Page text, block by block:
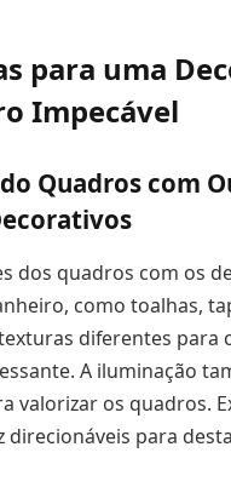
para uma
Impecável
Quadros com
dos quadros com os
como toalhas,
diferentes para
A iluminação
valorizar os quadros.
direcionáveis para